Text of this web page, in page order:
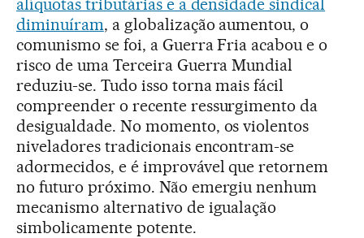
alíquotas tributárias e a densidade sindical
diminuíram, a globalização aumentou, o
comunismo se foi, a Guerra Fria acabou e o
risco de uma Terceira Guerra Mundial
reduziu-se. Tudo isso torna mais fácil
compreender o recente ressurgimento da
desigualdade. No momento, os violentos
niveladores tradicionais encontram-se
adormecidos, e é improvável que retornem
no futuro próximo. Não emergiu nenhum
mecanismo alternativo de igualação
simbolicamente potente.